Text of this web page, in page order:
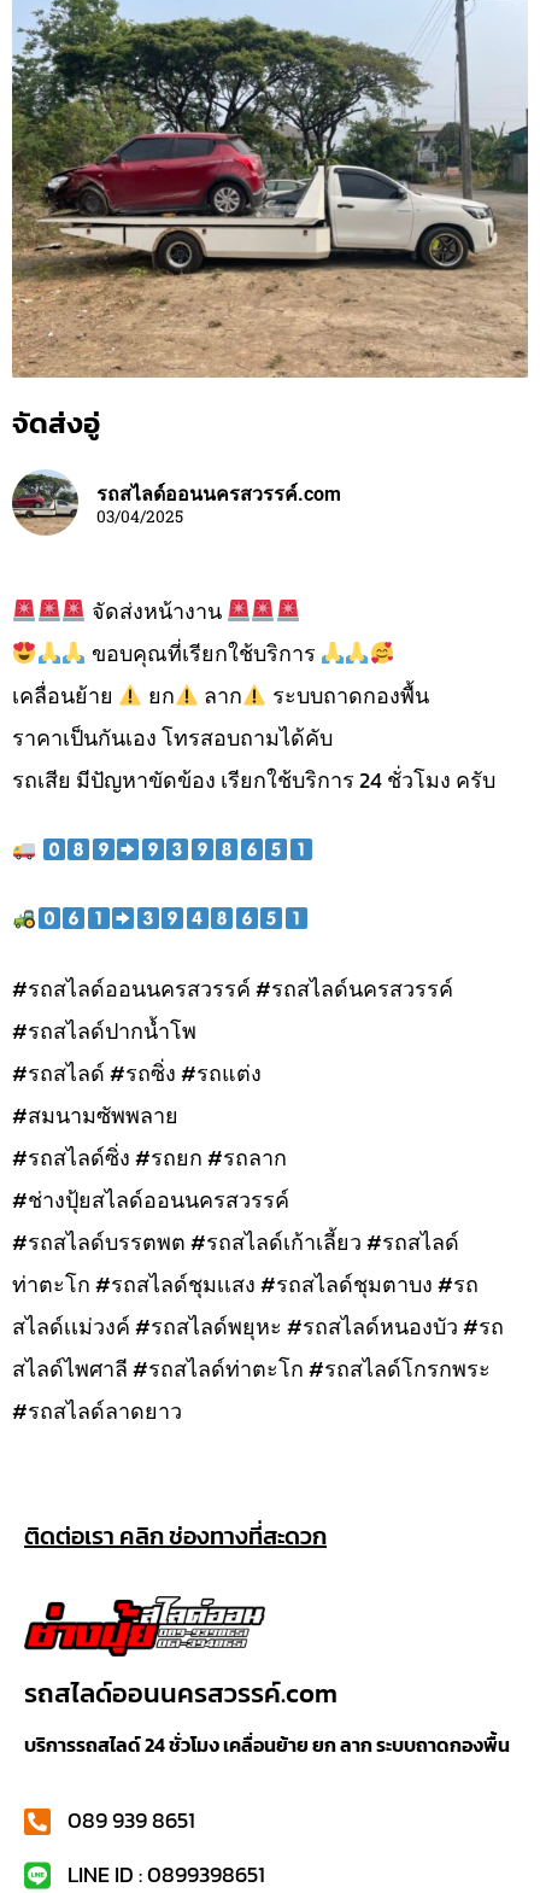
จัดส่งอู่
รถสไลด์ออนนครสวรรค์.com
03/04/2025
จัดส่งหน้างาน
ขอบคุณที่เรียกใช้บริการ
เคลื่อนย้าย
ยก ลาก
ระบบถาดกองพื้น
ราคาเป็นกันเอง โทรสอบถามได้คับ
รถเสีย มีปัญหาขัดข้อง เรียกใช้บริการ 24 ชั่วโมง ครับ
#รถสไลด์ออนนครสวรรค์ #รถสไลด์นครสวรรค์
#รถสไลด์ปากน้ำโพ
#รถสไลด์ #รถซิ่ง #รถแต่ง
#สมนามซัพพลาย
#รถสไลด์ซิ่ง #รถยก #รถลาก
#ช่างปุ้ยสไลด์ออนนครสวรรค์
#รถสไลด์บรรตพต #รถสไลด์เก้าเลี้ยว #รถสไลด์
ท่าตะโก #รถสไลด์ชุมเเสง #รถสไลด์ชุมตาบง #รถ
สไลด์เเม่วงค์ #รถสไลด์พยุหะ #รถสไลด์หนองบัว #รถ
สไลด์ไพศาลี #รถสไลด์ท่าตะโก #รถสไลด์โกรกพระ
#รถสไลด์ลาดยาว
ติดต่อเรา คลิก ช่องทางที่สะดวก
รถสไลด์ออนนครสวรรค์.com
บริการรถสไลด์ 24 ชั่วโมง เคลื่อนย้าย ยก ลาก ระบบถาดกองพื้น
089 939 8651
LINE ID : 0899398651